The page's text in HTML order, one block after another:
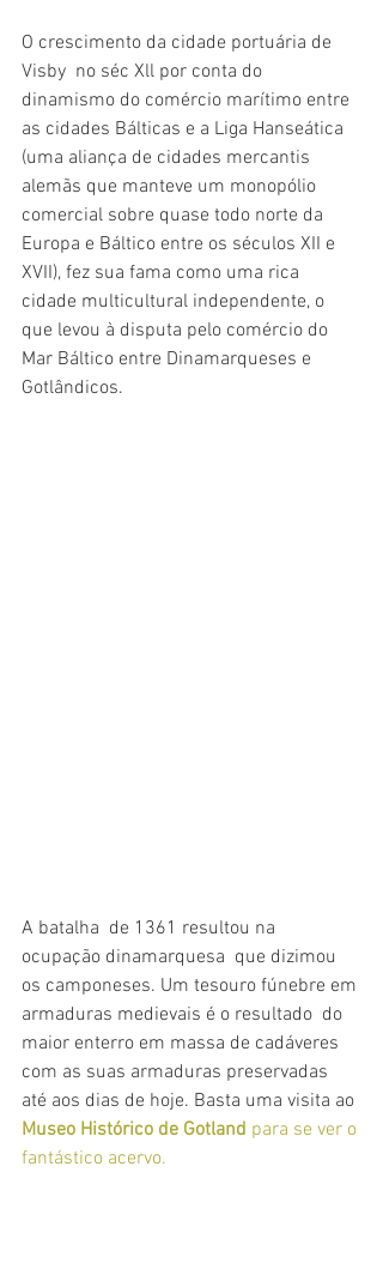
O crescimento da cidade portuária de
Visby  no séc Xll por conta do
dinamismo do comércio marítimo entre
as cidades Bálticas e a Liga Hanseática
(uma aliança de cidades mercantis
alemãs que manteve um monopólio
comercial sobre quase todo norte da
Europa e Báltico entre os séculos XII e
XVII), fez sua fama como uma rica
cidade multicultural independente, o
que levou à disputa pelo comércio do
Mar Báltico entre Dinamarqueses e
Gotlândicos.
A batalha  de 1361 resultou na
ocupação dinamarquesa  que dizimou
os camponeses. Um tesouro fúnebre em
armaduras medievais é o resultado  do
maior enterro em massa de cadáveres
com as suas armaduras preservadas
até aos dias de hoje. Basta uma visita ao
Museo Histórico de Gotland para se ver o
fantástico acervo.